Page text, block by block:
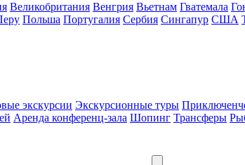
Великобритания Венгрия Вьетнам Гватемала
Польша Португалия Сербия Сингапур США
экскурсии Экскурсионные туры
Аренда конференц-зала Шопинг Трансферы